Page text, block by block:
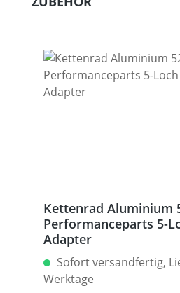
Kettenrad Aluminium
Performanceparts 5-
Adapter
Sofort versandfertig,
Werktage